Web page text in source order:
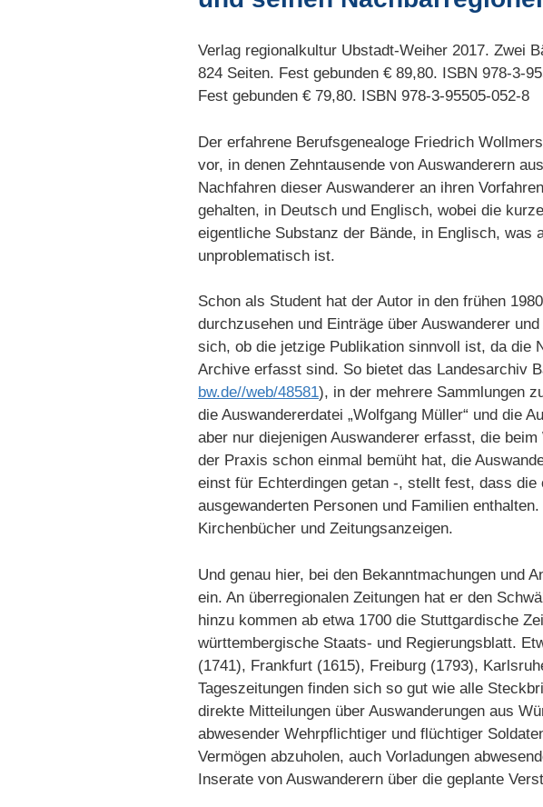
Verlag regionalkultur Ubstadt-Weiher 2017. Zwei
824 Seiten. Fest gebunden € 89,80. ISBN 978-3-
Fest gebunden € 79,80. ISBN 978-3-95505-052-8
Der erfahrene Berufsgenealoge Friedrich
vor, in denen Zehntausende von Auswanderern
Nachfahren dieser Auswanderer an ihren
gehalten, in Deutsch und Englisch, wobei die
eigentliche Substanz der Bände, in Englisch, was
unproblematisch ist.
Schon als Student hat der Autor in den frühen
durchzusehen und Einträge über Auswanderer
sich, ob die jetzige Publikation sinnvoll ist, da die
Archive erfasst sind. So bietet das Landesarchiv
bw.de//web/48581), in der mehrere Sammlungen
die Auswandererdatei „Wolfgang Müller“ und die
aber nur diejenigen Auswanderer erfasst, die
der Praxis schon einmal bemüht hat, die
einst für Echterdingen getan -, stellt fest, dass
ausgewanderten Personen und Familien
Kirchenbücher und Zeitungsanzeigen.
Und genau hier, bei den Bekanntmachungen und
ein. An überregionalen Zeitungen hat er den
hinzu kommen ab etwa 1700 die Stuttgardische
württembergische Staats- und Regierungsblatt.
(1741), Frankfurt (1615), Freiburg (1793),
Tageszeitungen finden sich so gut wie alle
direkte Mitteilungen über Auswanderungen aus
abwesender Wehrpflichtiger und flüchtiger
Vermögen abzuholen, auch Vorladungen
Inserate von Auswanderern über die geplante